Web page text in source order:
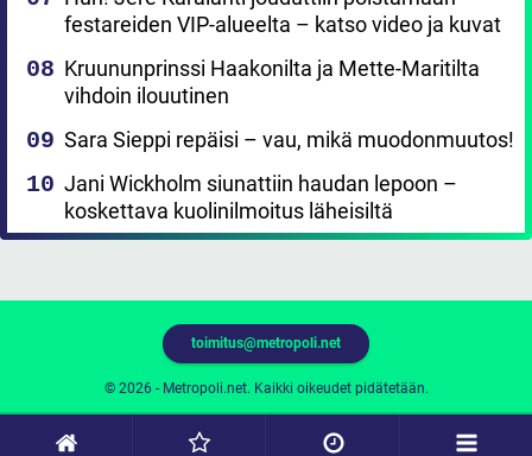
festareiden VIP-alueelta – katso video ja kuvat
Kruununprinssi Haakonilta ja Mette-Maritilta
vihdoin ilouutinen
Sara Sieppi repäisi – vau, mikä muodonmuutos!
Jani Wickholm siunattiin haudan lepoon –
koskettava kuolinilmoitus läheisiltä
© 2026 - Metropoli.net. Kaikki oikeudet pidätetään.
toimitus@metropoli.net